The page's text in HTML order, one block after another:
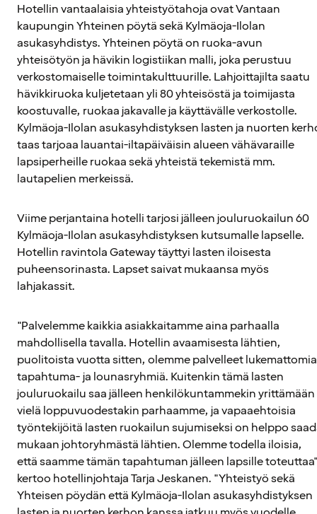
Hotellin vantaalaisia yhteistyötahoja ovat Vantaan
kaupungin Yhteinen pöytä sekä Kylmäoja-Ilolan
asukasyhdistys. Yhteinen pöytä on ruoka-avun
yhteisötyön ja hävikin logistiikan malli, joka perustuu
verkostomaiselle toimintakulttuurille. Lahjoittajilta saatu
hävikkiruoka kuljetetaan yli 80 yhteisöstä ja toimijasta
koostuvalle, ruokaa jakavalle ja käyttävälle verkostolle.
Kylmäoja-Ilolan asukasyhdistyksen lasten ja nuorten
taas tarjoaa lauantai-iltapäiväisin alueen vähävaraille
lapsiperheille ruokaa sekä yhteistä tekemistä mm.
lautapelien merkeissä.
Viime perjantaina hotelli tarjosi jälleen jouluruokailun 60
Kylmäoja-Ilolan asukasyhdistyksen kutsumalle lapselle.
Hotellin ravintola Gateway täyttyi lasten iloisesta
puheensorinasta. Lapset saivat mukaansa myös
lahjakassit.
"Palvelemme kaikkia asiakkaitamme aina parhaalla
mahdollisella tavalla. Hotellin avaamisesta lähtien,
puolitoista vuotta sitten, olemme palvelleet lukemattomia
tapahtuma- ja lounasryhmiä. Kuitenkin tämä lasten
jouluruokailu saa jälleen henkilökuntammekin yrittämään
vielä loppuvuodestakin parhaamme, ja vapaaehtoisia
työntekijöitä lasten ruokailun sujumiseksi on helppo
mukaan johtoryhmästä lähtien. Olemme todella iloisia,
että saamme tämän tapahtuman jälleen lapsille
kertoo hotellinjohtaja Tarja Jeskanen. "Yhteistyö sekä
Yhteisen pöydän että Kylmäoja-Ilolan asukasyhdistyksen